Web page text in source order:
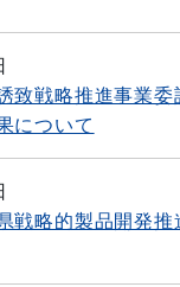
致戦略推進事業委
について
戦略的製品開発推